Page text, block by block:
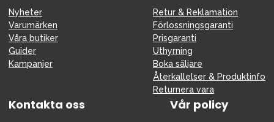
Nyheter
Varumärken
Våra butiker
Guider
Kampanjer
Retur & Reklamation
Förlossningsgaranti
Prisgaranti
Uthyrning
Boka säljare
Återkallelser & Produktinfo
Returnera vara
Kontakta oss Vår policy